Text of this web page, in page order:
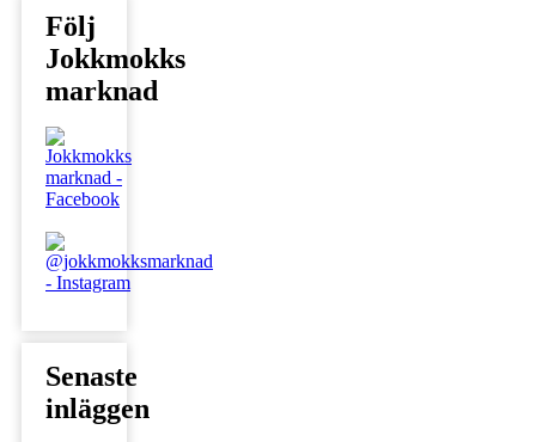
Följ
Jokkmokks
marknad
Senaste
inläggen